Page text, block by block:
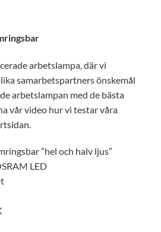
arbetslampa, där vi
samarbetspartners önskemål
arbetslampan med de bästa
vår video hur vi testar våra
”hel och halv ljus”
LED